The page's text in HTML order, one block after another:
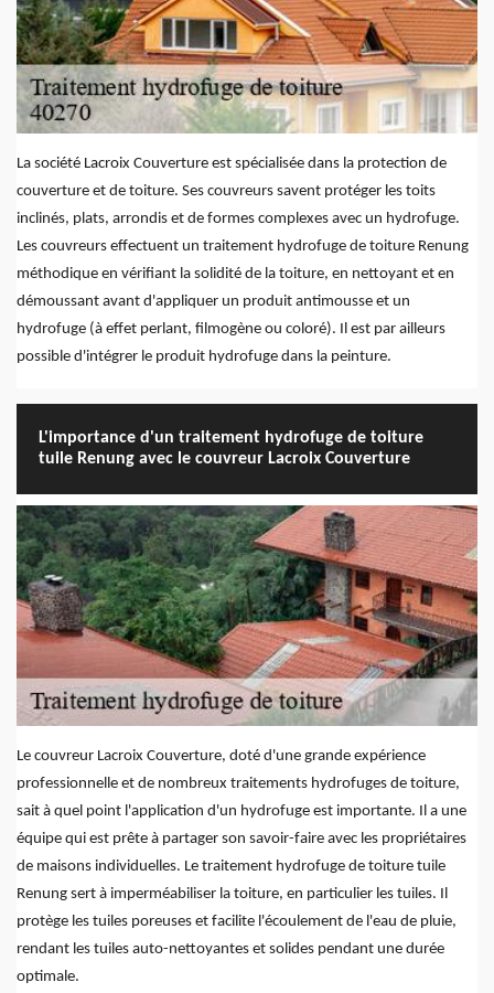
La société Lacroix Couverture est spécialisée dans la protection de
couverture et de toiture. Ses couvreurs savent protéger les toits
inclinés, plats, arrondis et de formes complexes avec un hydrofuge.
Les couvreurs effectuent un traitement hydrofuge de toiture Renung
méthodique en vérifiant la solidité de la toiture, en nettoyant et en
démoussant avant d'appliquer un produit antimousse et un
hydrofuge (à effet perlant, filmogène ou coloré). Il est par ailleurs
possible d'intégrer le produit hydrofuge dans la peinture.
L'importance d'un traitement hydrofuge de toiture
tuile Renung avec le couvreur Lacroix Couverture
Le couvreur Lacroix Couverture, doté d'une grande expérience
professionnelle et de nombreux traitements hydrofuges de toiture,
sait à quel point l'application d'un hydrofuge est importante. Il a une
équipe qui est prête à partager son savoir-faire avec les propriétaires
de maisons individuelles. Le traitement hydrofuge de toiture tuile
Renung sert à imperméabiliser la toiture, en particulier les tuiles. Il
protège les tuiles poreuses et facilite l'écoulement de l'eau de pluie,
rendant les tuiles auto-nettoyantes et solides pendant une durée
optimale.